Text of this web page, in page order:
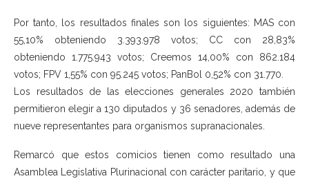
Por tanto, los resultados finales son los siguientes: MAS con
55,10% obteniendo 3.393.978 votos; CC con 28,83%
obteniendo 1.775.943 votos; Creemos 14,00% con 862.184
votos; FPV 1,55% con 95.245 votos; PanBol 0,52% con 31.770.
Los resultados de las elecciones generales 2020 también
permitieron elegir a 130 diputados y 36 senadores, además de
nueve representantes para organismos supranacionales.
Remarcó que estos comicios tienen como resultado una
Asamblea Legislativa Plurinacional con carácter paritario, y que